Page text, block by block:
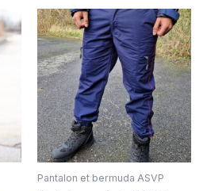
Pantalon et bermuda ASVP